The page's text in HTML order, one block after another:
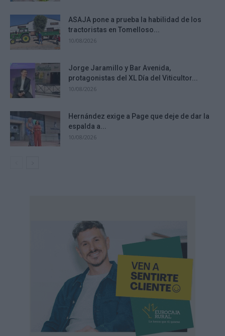
ASAJA pone a prueba la habilidad de los
tractoristas en Tomelloso...
10/08/2026
Jorge Jaramillo y Bar Avenida,
protagonistas del XL Día del Viticultor...
10/08/2026
Hernández exige a Page que deje de dar la
espalda a...
10/08/2026